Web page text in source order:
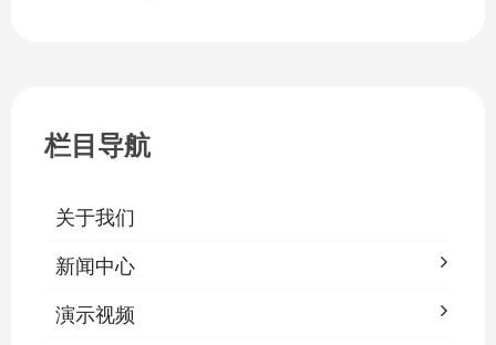
栏目导航
关于我们
新闻中心
演示视频